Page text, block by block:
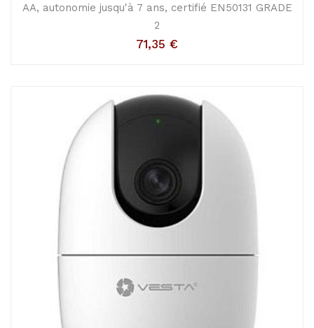
AA, autonomie jusqu'à 7 ans, certifié EN50131 GRADE
2
71,35 €